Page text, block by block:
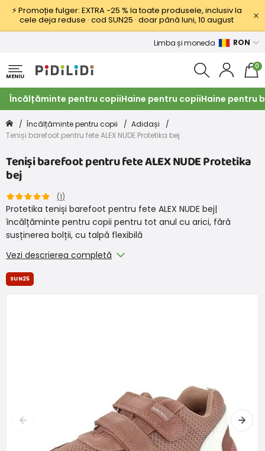
⚡ Promoție fulger: EXTRA −25 % la toate produsele, inclusiv la
cele deja reduse · cod SUN25 · doar până luni, 10 august
Limba și moneda RON
MENIU
0
Încălțăminte pentru copiiHaine pentru copiiHaine pentru
Încălțăminte pentru copii
Adidași
Teniși barefoot pentru fete ALEX NUDE Protetika bej
Teniși barefoot pentru fete ALEX NUDE Protetika
bej
(1)
Protetika teniși barefoot pentru fete ALEX NUDE bej|
încălțăminte pentru copii pentru tot anul cu arici, fără
susținerea bolții, cu talpă flexibilă
Vezi descrierea completă
SUN25